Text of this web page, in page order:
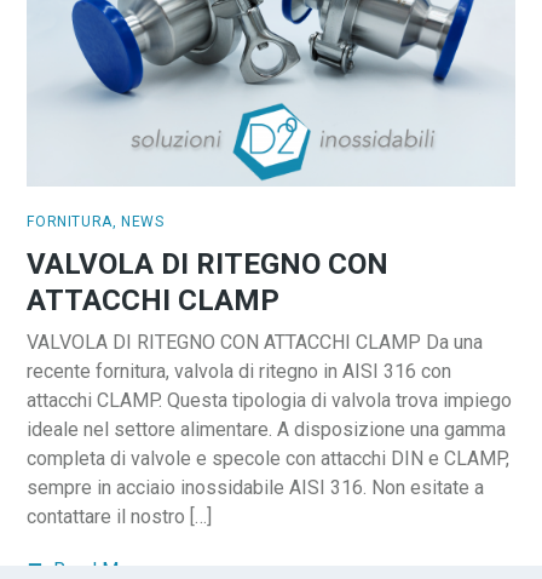
FORNITURA, NEWS
VALVOLA DI RITEGNO CON
ATTACCHI CLAMP
VALVOLA DI RITEGNO CON ATTACCHI CLAMP Da una
recente fornitura, valvola di ritegno in AISI 316 con
attacchi CLAMP. Questa tipologia di valvola trova impiego
ideale nel settore alimentare. A disposizione una gamma
completa di valvole e specole con attacchi DIN e CLAMP,
sempre in acciaio inossidabile AISI 316. Non esitate a
contattare il nostro […]
Read More